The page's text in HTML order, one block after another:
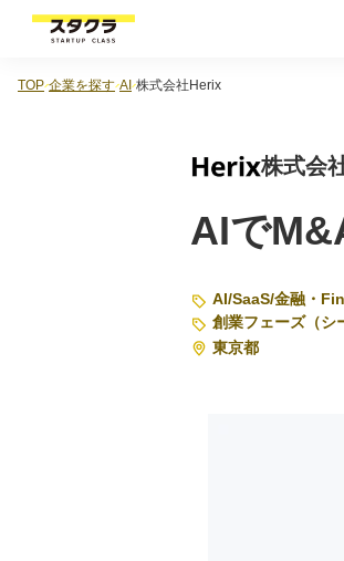
TOP 企業を探す AI 株式会社Herix
株式会
AIで
AI/SaaS/金融・
創業フェーズ（シ
東京都